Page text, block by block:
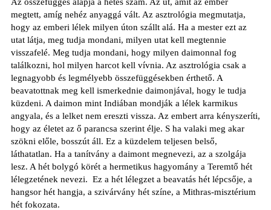
megtett, amíg nehéz anyaggá vált. Az asztrológia megmutatja,
hogy az emberi lélek milyen úton szállt alá. Ha a mester ezt az
utat látja, meg tudja mondani, milyen utat kell megtennie
visszafelé. Meg tudja mondani, hogy milyen daimonnal fog
találkozni, hol milyen harcot kell vívnia. Az asztrológia csak a
legnagyobb és legmélyebb összefüggésekben érthető. A
beavatottnak meg kell ismerkednie daimonjával, hogy le tudja
küzdeni. A daimon mint Indiában mondják a lélek karmikus
angyala, és a lelket nem ereszti vissza. Az embert arra kényszeríti,
hogy az életet az ő parancsa szerint élje. S ha valaki meg akar
szökni előle, bosszút áll. Ez a küzdelem teljesen belső,
láthatatlan. Ha a tanítvány a daimont megnevezi, az a szolgája
lesz. A hét bolygó körét a hermetikus hagyomány a Teremtő hét
lélegzetének nevezi. Ez a hét lélegzet a beavatás hét lépcsője, a
hangsor hét hangja, a szivárvány hét színe, a Mithras-misztérium
hét fokozata.